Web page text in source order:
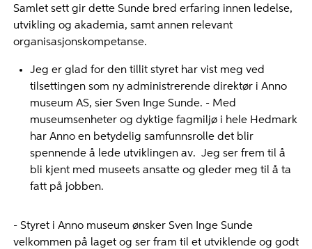
Samlet sett gir dette Sunde bred erfaring innen ledelse,
utvikling og akademia, samt annen relevant
organisasjonskompetanse.
Jeg er glad for den tillit styret har vist meg ved
tilsettingen som ny administrerende direktør i Anno
museum AS, sier Sven Inge Sunde. - Med
museumsenheter og dyktige fagmiljø i hele Hedmark
har Anno en betydelig samfunnsrolle det blir
spennende å lede utviklingen av. Jeg ser frem til å
bli kjent med museets ansatte og gleder meg til å ta
fatt på jobben.
- Styret i Anno museum ønsker Sven Inge Sunde
velkommen på laget og ser fram til et utviklende og godt